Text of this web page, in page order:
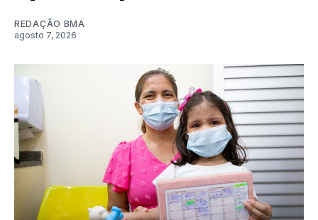
REDAÇÃO BMA
agosto 7, 2026